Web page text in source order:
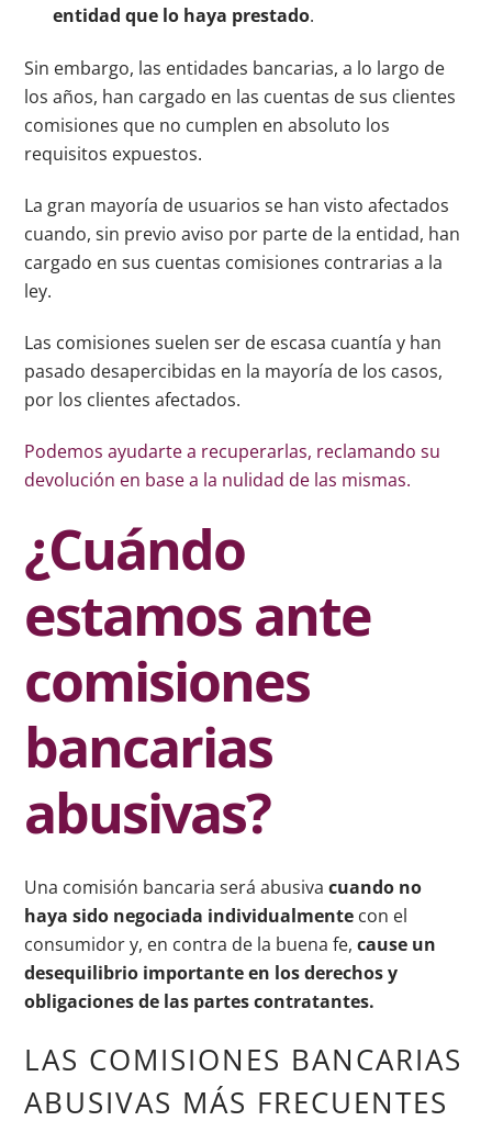
entidad que lo haya prestado.
Sin embargo, las entidades bancarias, a lo largo de
los años, han cargado en las cuentas de sus clientes
comisiones que no cumplen en absoluto los
requisitos expuestos.
La gran mayoría de usuarios se han visto afectados
cuando, sin previo aviso por parte de la entidad, han
cargado en sus cuentas comisiones contrarias a la
ley.
Las comisiones suelen ser de escasa cuantía y han
pasado desapercibidas en la mayoría de los casos,
por los clientes afectados.
Podemos ayudarte a recuperarlas, reclamando su
devolución en base a la nulidad de las mismas.
¿Cuándo
estamos ante
comisiones
bancarias
abusivas?
Una comisión bancaria será abusivacuando no
haya sido negociada individualmente con el
consumidor y, en contra de la buena fe,cause un
desequilibrio importante en los derechos y
obligaciones de las partes contratantes.
LAS COMISIONES BANCARIAS
ABUSIVAS MÁS FRECUENTES